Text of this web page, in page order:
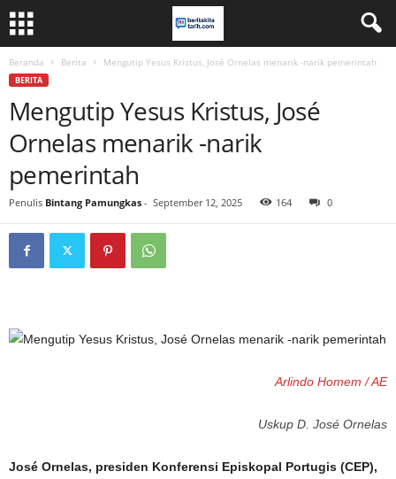
Beranda Berita Mengutip Yesus Kristus, José Ornelas menarik -narik pemerintah
BERITA
Mengutip Yesus Kristus, José
Ornelas menarik -narik
pemerintah
Penulis Bintang Pamungkas - September 12, 2025 164 0
Arlindo Homem / AE
Uskup D. José Ornelas
José Ornelas, presiden Konferensi Episkopal Portugis (CEP),